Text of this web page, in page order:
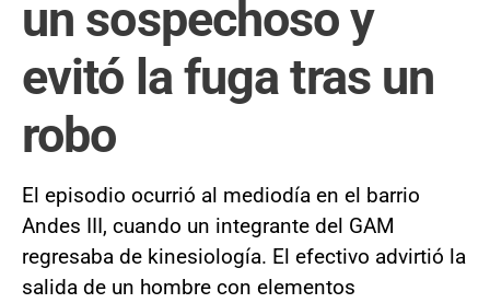
un sospechoso y
evitó la fuga tras un
robo
El episodio ocurrió al mediodía en el barrio
Andes III, cuando un integrante del GAM
regresaba de kinesiología. El efectivo advirtió la
salida de un hombre con elementos